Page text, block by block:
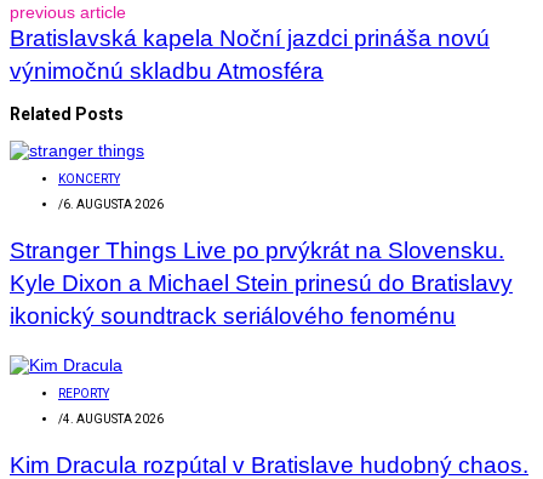
previous article
Bratislavská kapela Noční jazdci prináša novú
výnimočnú skladbu Atmosféra
Related Posts
KONCERTY
/6. AUGUSTA 2026
Stranger Things Live po prvýkrát na Slovensku.
Kyle Dixon a Michael Stein prinesú do Bratislavy
ikonický soundtrack seriálového fenoménu
REPORTY
/4. AUGUSTA 2026
Kim Dracula rozpútal v Bratislave hudobný chaos.